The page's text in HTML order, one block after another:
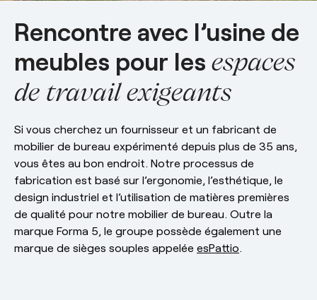
Rencontre avec l’usine de
meubles pour les espaces
de travail exigeants
Si vous cherchez un fournisseur et un fabricant de
mobilier de bureau expérimenté depuis plus de 35 ans,
vous êtes au bon endroit. Notre processus de
fabrication est basé sur l’ergonomie, l’esthétique, le
design industriel et l’utilisation de matières premières
de qualité pour notre mobilier de bureau. Outre la
marque Forma 5, le groupe possède également une
marque de sièges souples appelée esPattio.